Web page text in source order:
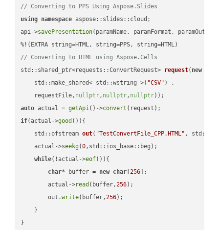
// Converting to PPS Using Aspose.Slides
using namespace aspose::slides::cloud;
api->savePresentation(paramName, paramFormat,
// Converting to HTML using Aspose.Cells
std::shared_ptr<requests::ConvertRequest> request( new
    std::make_shared< std::wstring >(
"CSV" ) ,
    requestFile,
nullptr, nullptr, nullptr))
auto actual = getApi()->convert
if(actual->good ()){
std::ofstream out( "TestConvertFile_CPP.HTML" ,
    actual->
seekg(0,std::ios_base::beg);
while(!actual->eof()){
char* buffer = new char [256 ];
        actual->
read (buffer,256);
        out.
write(buffer,256);
    }
}